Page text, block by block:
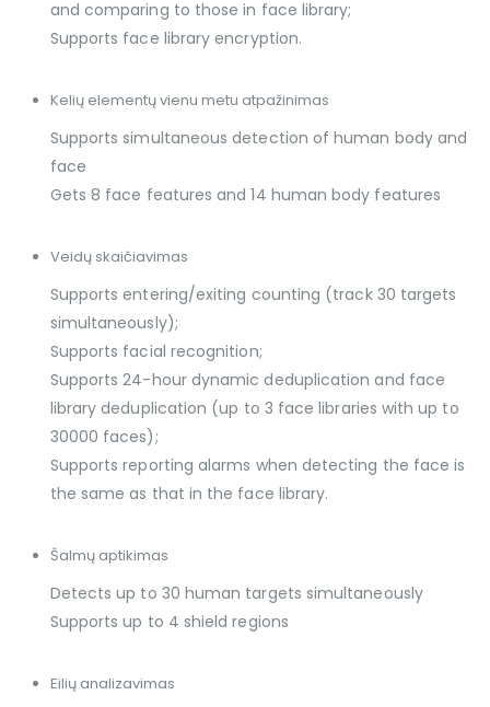
and comparing to those in face library;
Supports face library encryption.
Kelių elementų vienu metu atpažinimas
Supports simultaneous detection of human body and
face
Gets 8 face features and 14 human body features
Veidų skaičiavimas
Supports entering/exiting counting (track 30 targets
simultaneously);
Supports facial recognition;
Supports 24-hour dynamic deduplication and face
library deduplication (up to 3 face libraries with up to
30000 faces);
Supports reporting alarms when detecting the face is
the same as that in the face library.
Šalmų aptikimas
Detects up to 30 human targets simultaneously
Supports up to 4 shield regions
Eilių analizavimas